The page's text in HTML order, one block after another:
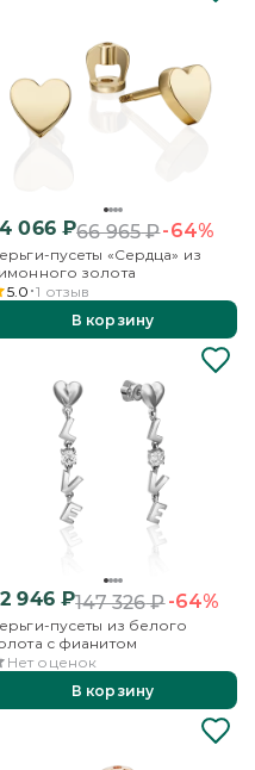
066₽66 965₽-64%
пусеты «Сердца» из
золота
5.0 1 отзыв
В корзину
946₽147 326₽-64%
пусеты из белого
с фианитом
Нет оценок
В корзину